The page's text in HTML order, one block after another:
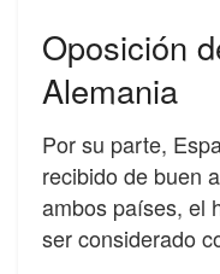
Oposición
Alemania
Por su parte,
recibido de buen
ambos países, el
ser considerado